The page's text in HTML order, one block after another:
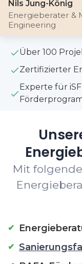
Nils Jung-König
Energieberater &
Engineering
Über 100
Zertifizierter
Experte für
Mit